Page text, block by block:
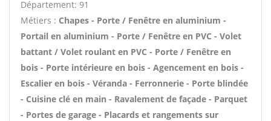
Département: 91
Métiers : Chapes - Porte / Fenêtre en aluminium -
Portail en aluminium - Porte / Fenêtre en PVC - Volet
battant / Volet roulant en PVC - Porte / Fenêtre en
bois - Porte intérieure en bois - Agencement en bois -
Escalier en bois - Véranda - Ferronnerie - Porte blindée
- Cuisine clé en main - Ravalement de façade - Parquet
- Portes de garage - Placards et rangements sur